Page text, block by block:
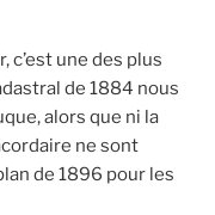
c’est une des plus
de 1884 nous
alors que ni la
ne sont
de 1896 pour les